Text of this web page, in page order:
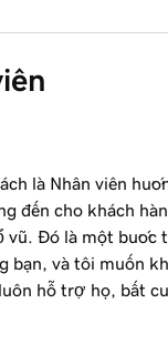
là Nhân viên
đến cho khách
vũ. Đó là một bước
bạn, và tôi muốn
hỗ trợ họ, bất